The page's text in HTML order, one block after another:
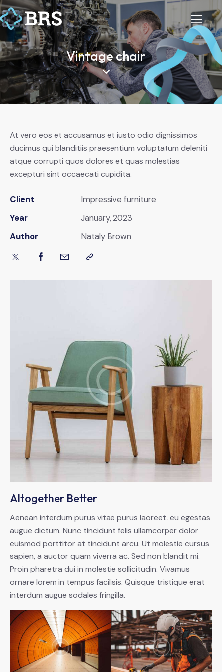
Vintage chair
At vero eos et accusamus et iusto odio dignissimos
ducimus qui blanditiis praesentium voluptatum deleniti
atque corrupti quos dolores et quas molestias
excepturi sint occaecati cupidita.
Client
Impressive furniture
Year
January, 2023
Author
Nataly Brown
Altogether Better
Aenean interdum purus vitae purus laoreet, eu egestas
augue dictum. Nunc tincidunt felis ullamcorper dolor
euismod porttitor at tincidunt arcu. Ut molestie cursus
sapien, a auctor quam viverra ac. Sed non blandit mi.
Proin pharetra dui in molestie sollicitudin. Vivamus
ornare lorem in tempus facilisis. Quisque tristique erat
interdum augue sodales fringilla.